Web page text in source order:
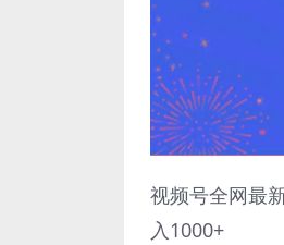
视频号全网最
入1000+